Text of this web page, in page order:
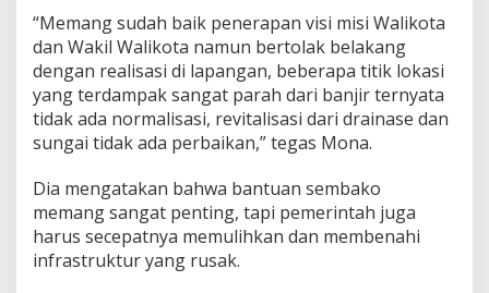
“Memang sudah baik penerapan visi misi Walikota
dan Wakil Walikota namun bertolak belakang
dengan realisasi di lapangan, beberapa titik lokasi
yang terdampak sangat parah dari banjir ternyata
tidak ada normalisasi, revitalisasi dari drainase dan
sungai tidak ada perbaikan,” tegas Mona.
Dia mengatakan bahwa bantuan sembako
memang sangat penting, tapi pemerintah juga
harus secepatnya memulihkan dan membenahi
infrastruktur yang rusak.